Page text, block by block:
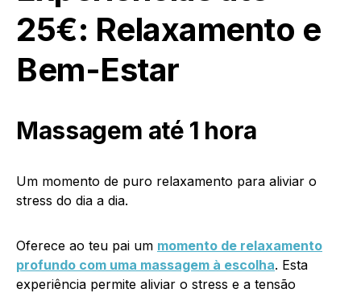
25€: Relaxamento e
Bem-Estar
Massagem até 1 hora
Um momento de puro relaxamento para aliviar o
stress do dia a dia.
Oferece ao teu pai um momento de relaxamento
profundo com uma massagem à escolha. Esta
experiência permite aliviar o stress e a tensão